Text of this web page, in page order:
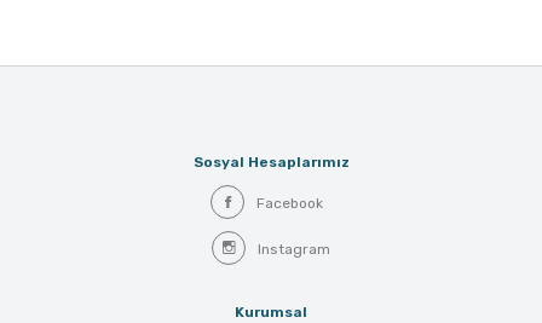
Sosyal Hesaplarımız
Facebook
Instagram
Kurumsal